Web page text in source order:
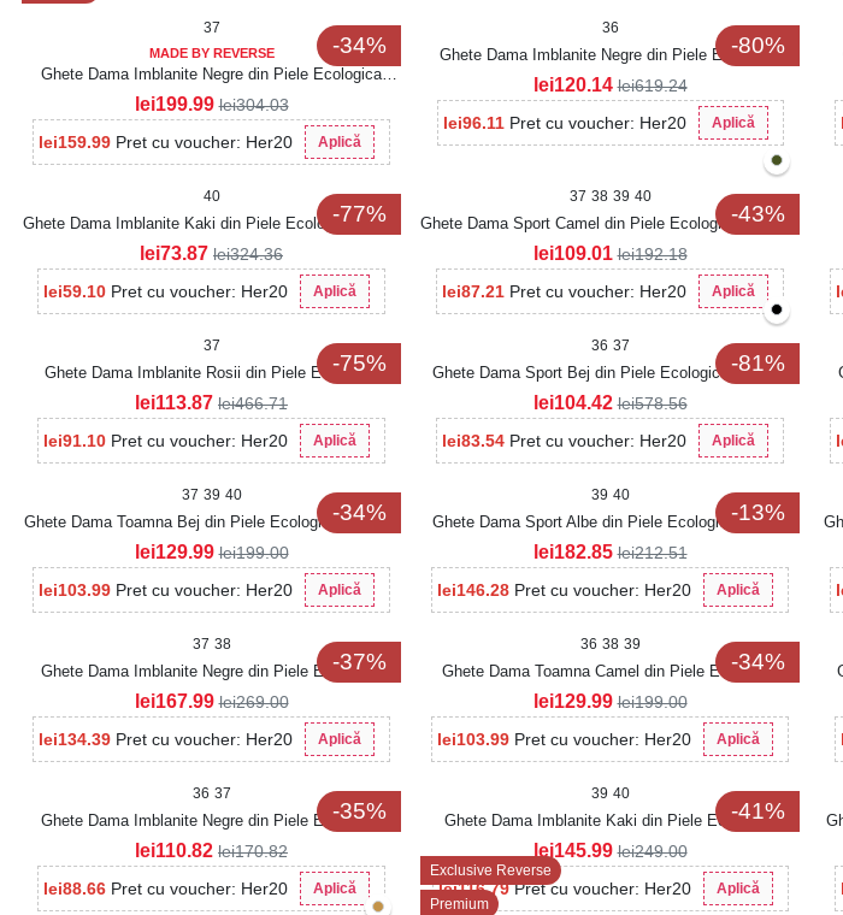
-34%
37
MADE BY REVERSE
Ghete Dama Imblanite Negre din Piele Ecologica
Zelina
lei159.99 Pret cu voucher: Her20 Aplică
lei199.99 lei304.03
-80%
36
Ghete Dama Imblanite Negre din Piele Ecologica
Akiva
lei96.11 Pret cu voucher: Her20 Aplică
lei120.14 lei619.24
-77%
40
Ghete Dama Imblanite Kaki din Piele Ecologica Stiora
lei59.10 Pret cu voucher: Her20 Aplică
lei73.87 lei324.36
-43%
37 38 39 40
Ghete Dama Sport Camel din Piele Ecologica Intoarsa
Makena
lei87.21 Pret cu voucher: Her20 Aplică
lei109.01 lei192.18
-75%
37
Ghete Dama Imblanite Rosii din Piele Ecologica
Sadora
lei91.10 Pret cu voucher: Her20 Aplică
lei113.87 lei466.71
-81%
36 37
Ghete Dama Sport Bej din Piele Ecologica Jameya
lei83.54 Pret cu voucher: Her20 Aplică
lei104.42 lei578.56
-34%
37 39 40
Ghete Dama Toamna Bej din Piele Ecologica Moksha
lei103.99 Pret cu voucher: Her20 Aplică
lei129.99 lei199.00
-13%
39 40
Ghete Dama Sport Albe din Piele Ecologica Calista
lei146.28 Pret cu voucher: Her20 Aplică
lei182.85 lei212.51
-37%
37 38
Ghete Dama Imblanite Negre din Piele Ecologica
Intoarsa Naina2
lei134.39 Pret cu voucher: Her20 Aplică
lei167.99 lei269.00
-34%
36 38 39
Ghete Dama Toamna Camel din Piele Ecologica
Moksha
lei103.99 Pret cu voucher: Her20 Aplică
lei129.99 lei199.00
-35%
36 37
Ghete Dama Imblanite Negre din Piele Ecologica
Zaela
lei88.66 Pret cu voucher: Her20 Aplică
lei110.82 lei170.82
-41%
39 40
Ghete Dama Imblanite Kaki din Piele Ecologica
Intoarsa Manki
lei116.79 Pret cu voucher: Her20 Aplică
lei145.99 lei249.00
Exclusive Reverse
Premium